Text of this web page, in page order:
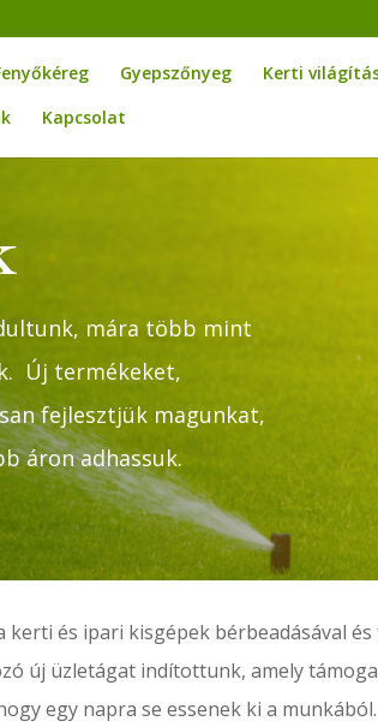
Gyepszőnyeg
Kerti
Kapcsolat
mára több mint
Új termékeket,
fejlesztjük magunkat,
áron adhassuk.
kerti és ipari kisgépek bérbeadásával
új üzletágat indítottunk, amely
egy napra se essenek ki a munkából.